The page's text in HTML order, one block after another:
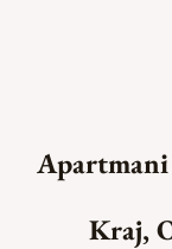
Kraj,